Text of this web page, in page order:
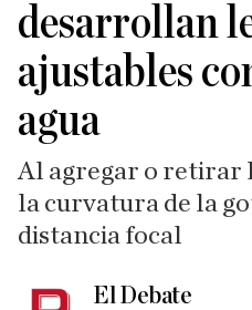
desarrollan
ajustables
agua
Al agregar o retirar
la curvatura de la
distancia focal
El Debate